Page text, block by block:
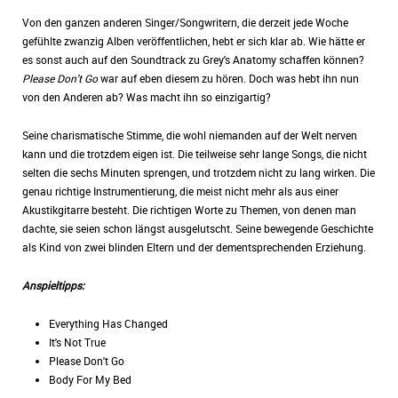
Von den ganzen anderen Singer/Songwritern, die derzeit jede Woche
gefühlte zwanzig Alben veröffentlichen, hebt er sich klar ab. Wie hätte er
es sonst auch auf den Soundtrack zu Grey's Anatomy schaffen können?
Please Don't Gowar auf eben diesem zu hören. Doch was hebt ihn nun
von den Anderen ab? Was macht ihn so einzigartig?
Seine charismatische Stimme, die wohl niemanden auf der Welt nerven
kann und die trotzdem eigen ist. Die teilweise sehr lange Songs, die nicht
selten die sechs Minuten sprengen, und trotzdem nicht zu lang wirken. Die
genau richtige Instrumentierung, die meist nicht mehr als aus einer
Akustikgitarre besteht. Die richtigen Worte zu Themen, von denen man
dachte, sie seien schon längst ausgelutscht. Seine bewegende Geschichte
als Kind von zwei blinden Eltern und der dementsprechenden Erziehung.
Anspieltipps:
Everything Has Changed
It's Not True
Please Don't Go
Body For My Bed